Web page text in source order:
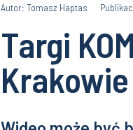
Autor: Tomasz Haptas
Targi
Krakowie